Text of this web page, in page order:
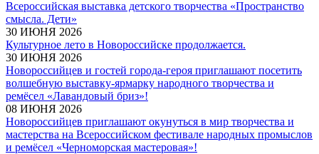
Всероссийская выставка детского творчества «Пространство
смысла. Дети»
30 ИЮНЯ 2026
Культурное лето в Новороссийске продолжается.
30 ИЮНЯ 2026
Новороссийцев и гостей города-героя приглашают посетить
волшебную выставку-ярмарку народного творчества и
ремёсел «Лавандовый бриз»!
08 ИЮНЯ 2026
Новороссийцев приглашают окунуться в мир творчества и
мастерства на Всероссийском фестивале народных промыслов
и ремёсел «Черноморская мастеровая»!